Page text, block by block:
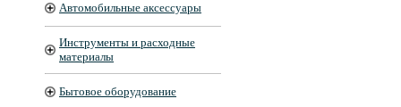
Автомобильные аксессуары
Инструменты и расходные
материалы
Бытовое оборудование